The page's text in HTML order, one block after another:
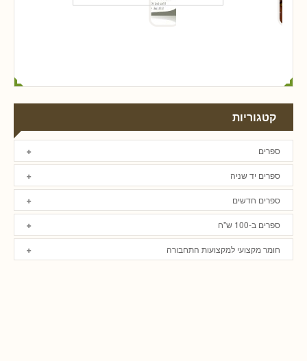
קטגוריות
ספרים
ספרים יד שניה
ספרים חדשים
ספרים ב-100 ש"ח
חומר מקצועי למקצועות התחבורה